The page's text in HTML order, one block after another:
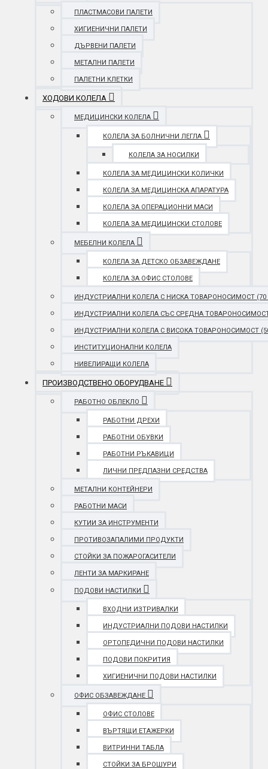
ПЛАСТМАСОВИ ПАЛЕТИ
ХИГИЕНИЧНИ ПАЛЕТИ
ДЪРВЕНИ ПАЛЕТИ
МЕТАЛНИ ПАЛЕТИ
ПАЛЕТНИ КЛЕТКИ
ХОДОВИ КОЛЕЛА
МЕДИЦИНСКИ КОЛЕЛА
КОЛЕЛА ЗА БОЛНИЧНИ ЛЕГЛА
КОЛЕЛА ЗА НОСИЛКИ
КОЛЕЛА ЗА МЕДИЦИНСКИ КОЛИЧКИ
КОЛЕЛА ЗА МЕДИЦИНСКА АПАРАТУРА
КОЛЕЛА ЗА ОПЕРАЦИОННИ МАСИ
КОЛЕЛА ЗА МЕДИЦИНСКИ СТОЛОВЕ
МЕБЕЛНИ КОЛЕЛА
КОЛЕЛА ЗА ДЕТСКО ОБЗАВЕЖДАНЕ
КОЛЕЛА ЗА ОФИС СТОЛОВЕ
ИНДУСТРИАЛНИ КОЛЕЛА С НИСКА ТОВАРОНОСИМОСТ (70 -
ИНДУСТРИАЛНИ КОЛЕЛА СЪС СРЕДНА ТОВАРОНОСИМОСТ
ИНДУСТРИАЛНИ КОЛЕЛА С ВИСОКА ТОВАРОНОСИМОСТ
ИНСТИТУЦИОНАЛНИ КОЛЕЛА
НИВЕЛИРАЩИ КОЛЕЛА
ПРОИЗВОДСТВЕНО ОБОРУДВАНЕ
РАБОТНО ОБЛЕКЛО
РАБОТНИ ДРЕХИ
РАБОТНИ ОБУВКИ
РАБОТНИ РЪКАВИЦИ
ЛИЧНИ ПРЕДПАЗНИ СРЕДСТВА
МЕТАЛНИ КОНТЕЙНЕРИ
РАБОТНИ МАСИ
КУТИИ ЗА ИНСТРУМЕНТИ
ПРОТИВОЗАПАЛИМИ ПРОДУКТИ
СТОЙКИ ЗА ПОЖАРОГАСИТЕЛИ
ЛЕНТИ ЗА МАРКИРАНЕ
ПОДОВИ НАСТИЛКИ
ВХОДНИ ИЗТРИВАЛКИ
ИНДУСТРИАЛНИ ПОДОВИ НАСТИЛКИ
ОРТОПЕДИЧНИ ПОДОВИ НАСТИЛКИ
ПОДОВИ ПОКРИТИЯ
ХИГИЕНИЧНИ ПОДОВИ НАСТИЛКИ
ОФИС ОБЗАВЕЖДАНЕ
ОФИС СТОЛОВЕ
ВЪРТЯЩИ ЕТАЖЕРКИ
ВИТРИННИ ТАБЛА
СТОЙКИ ЗА БРОШУРИ